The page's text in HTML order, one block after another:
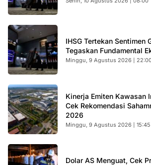
IHSG Tertekan Sentimen
Tegaskan Fundamental
Minggu, 9 Agustus 2026 |
Kinerja Emiten Kawasan
Cek Rekomendasi
2026
Minggu, 9 Agustus 2026 | 15:45
Dolar AS Menguat, Cek